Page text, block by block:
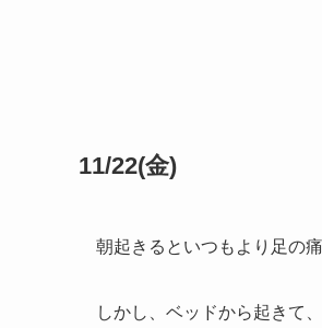
11/22(金)
朝起きるといつもより足の痛
しかし、ベッドから起きて